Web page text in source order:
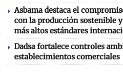
Asbama destaca el
con la producción sostenible
más altos estándares
Dadsa fortalece controles
establecimientos comerciales